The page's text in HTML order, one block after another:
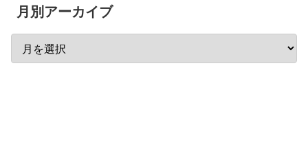
月別アーカイブ